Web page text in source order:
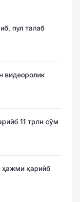
пул талаб
видеоролик
11 трлн сўм
ҳажми қарийб